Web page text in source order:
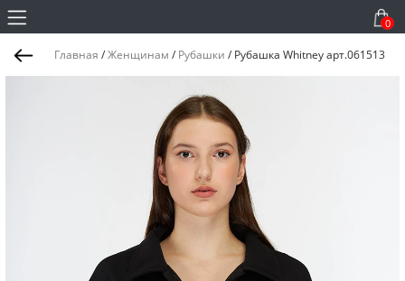
0
Главная /Женщинам / Рубашки / Рубашка Whitney арт.061513